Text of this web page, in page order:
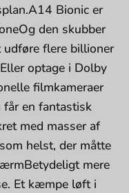
Bionic er
den skubber
flere billioner
optage i Dolby
filmkameraer
får en fantastisk
med masser af
helst, der måtte
mere
Et kæmpe løft i